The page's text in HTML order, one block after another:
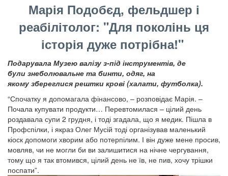
Марія Подобєд, фельдшер і
реабілітолог: "Для поколінь ця
історія дуже потрібна!"
Подарувала Музею валізу з-під інструментів, де
були знеболювальне та бинти, одяг, на
якому збереглися рештки крові (халати, футболка).
“Спочатку я допомагала фінансово, – розповідає Марія. –
Почала купувати продукти… Перевтомилася – цілий день
роздавала супи 2 грудня, і тоді згадала, що я медик. Пішла в
Профспілки, і якраз Олег Мусій тоді організував маленький
кіоск допомоги хворим або потерпілим. І він дуже мене просив,
мовляв, чи не могли би ви залишитися на нічне чергування,
тому що я так втомився, цілий день не їв, не пив, хочу трішки
поспати”.